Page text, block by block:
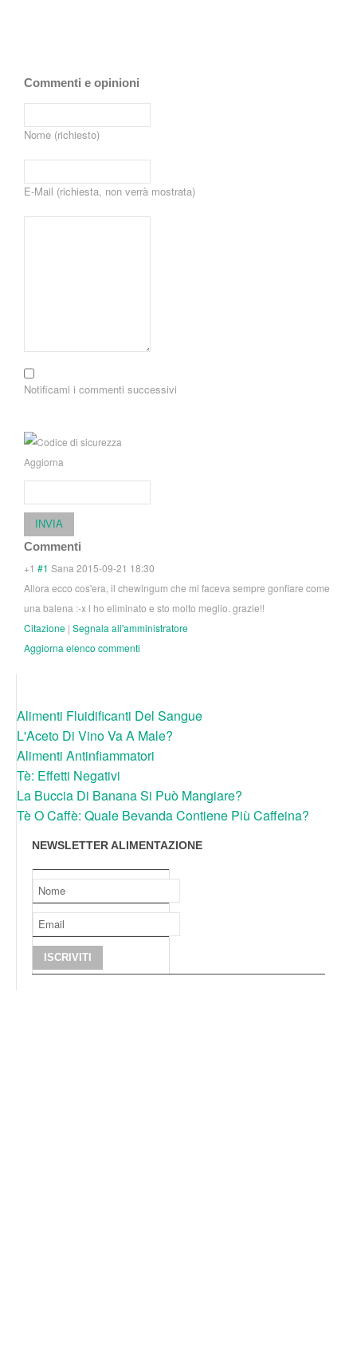
Commenti e opinioni
Nome (richiesto)
E-Mail (richiesta, non verrà mostrata)
Notificami i commenti successivi
Aggiorna
INVIA
Commenti
+1 #1 Sana 2015-09-21 18:30
Allora ecco cos'era, il chewingum che mi faceva sempre gonfiare come
una balena :-x l ho eliminato e sto molto meglio. grazie!!
Citazione | Segnala all'amministratore
Aggiorna elenco commenti
Alimenti Fluidificanti Del Sangue
L'Aceto Di Vino Va A Male?
Alimenti Antinfiammatori
Tè: Effetti Negativi
La Buccia Di Banana Si Può Mangiare?
Tè O Caffè: Quale Bevanda Contiene Più Caffeina?
NEWSLETTER ALIMENTAZIONE